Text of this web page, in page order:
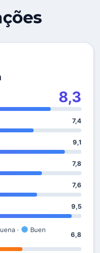
8,3
7,4
9,1
7,8
7,6
9,5
·
Buen
6,8